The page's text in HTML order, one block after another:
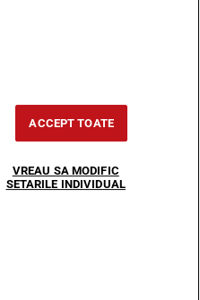
ACCEPT TOATE
VREAU SA MODIFIC
SETARILE INDIVIDUAL